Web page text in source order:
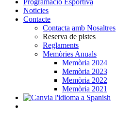
Programació Esportiva
Noticies
Contacte
Contacta amb Nosaltres
Reserva de pistes
Reglaments
Memòries Anuals
Memòria 2024
Memòria 2023
Memòria 2022
Memòria 2021